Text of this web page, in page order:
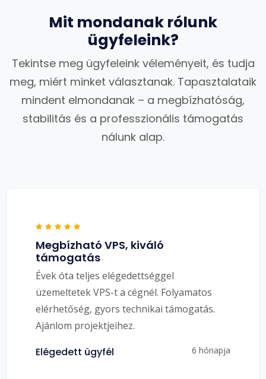
Mit mondanak rólunk
ügyfeleink?
Tekintse meg ügyfeleink véleményeit, és tudja
meg, miért minket választanak. Tapasztalataik
mindent elmondanak – a megbízhatóság,
stabilitás és a professzionális támogatás
nálunk alap.
Megbízható VPS, kiváló
támogatás
Évek óta teljes elégedettséggel
üzemeltetek VPS-t a cégnél. Folyamatos
elérhetőség, gyors technikai támogatás.
Ajánlom projektjeihez.
Elégedett ügyfél 6 hónapja